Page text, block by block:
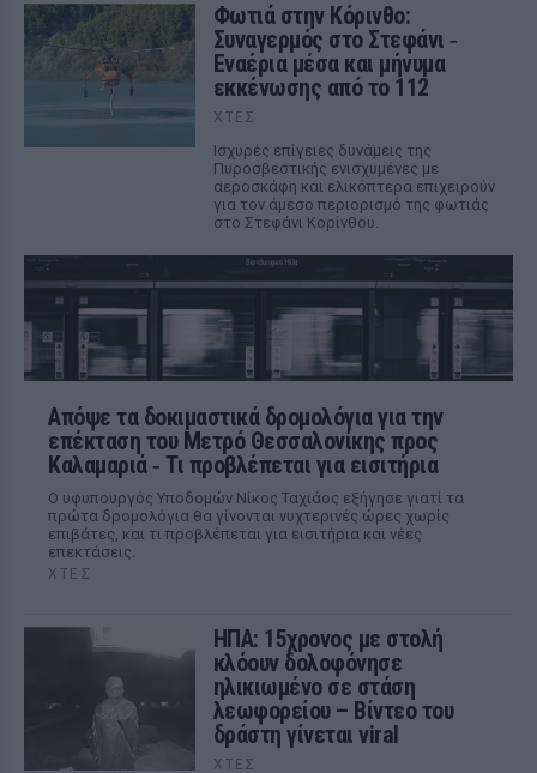
Φωτιά στην Κόρινθο:
Συναγερμός στο Στεφάνι ‑
Εναέρια μέσα και μήνυμα
εκκένωσης από το 112
ΧΤΕΣ
Ισχυρές επίγειες δυνάμεις της
Πυροσβεστικής ενισχυμένες με
αεροσκάφη και ελικόπτερα επιχειρούν
για τον άμεσο περιορισμό της φωτιάς
στο Στεφάνι Κορίνθου.
Απόψε τα δοκιμαστικά δρομολόγια για την
επέκταση του Μετρό Θεσσαλονίκης προς
Καλαμαριά ‑ Τι προβλέπεται για εισιτήρια
Ο υφυπουργός Υποδομών Νίκος Ταχιάος εξήγησε γιατί τα
πρώτα δρομολόγια θα γίνονται νυχτερινές ώρες χωρίς
επιβάτες, και τι προβλέπεται για εισιτήρια και νέες
επεκτάσεις.
ΧΤΕΣ
ΗΠΑ: 15χρονος με στολή
κλόουν δολοφόνησε
ηλικιωμένο σε στάση
λεωφορείου – Βίντεο του
δράστη γίνεται viral
ΧΤΕΣ